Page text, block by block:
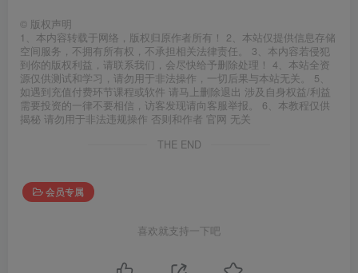
© 版权声明
1、本内容转载于网络，版权归原作者所有！ 2、本站仅提供信息存储
空间服务，不拥有所有权，不承担相关法律责任。 3、本内容若侵犯
到你的版权利益，请联系我们，会尽快给予删除处理！ 4、本站全资
源仅供测试和学习，请勿用于非法操作，一切后果与本站无关。 5、
如遇到充值付费环节课程或软件 请马上删除退出 涉及自身权益/利益
需要投资的一律不要相信，访客发现请向客服举报。 6、本教程仅供
揭秘 请勿用于非法违规操作 否则和作者 官网 无关
THE END
会员专属
喜欢就支持一下吧